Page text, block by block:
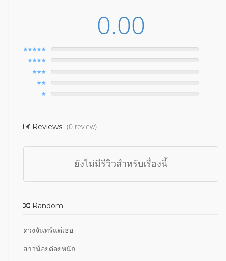
0.00
Reviews (0 review)
ยังไม่มีรีวิวสำหรับเรื่องนี้
Random
ดวงจันทร์แด่เธอ
สาวน้อยต่อยหนัก